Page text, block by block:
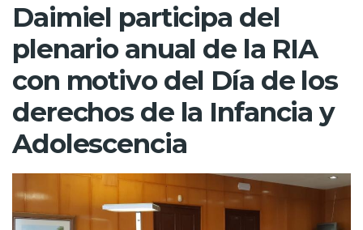
Daimiel participa del
plenario anual de la RIA
con motivo del Día de los
derechos de la Infancia y
Adolescencia